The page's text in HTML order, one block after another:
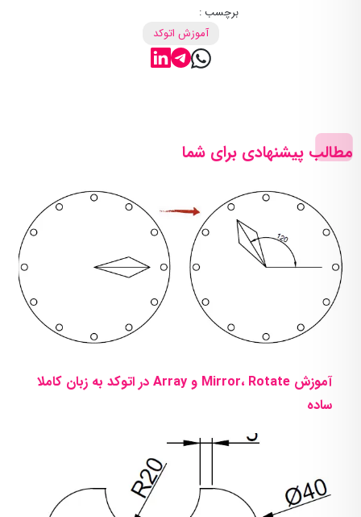
برچسب :
آموزش اتوکد
مطالب پیشنهادی برای شما
آموزش Mirror، Rotate و Array در اتوکد به زبان کاملا
ساده